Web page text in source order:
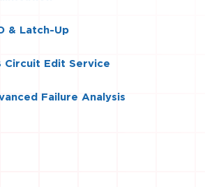
& Latch-Up
Circuit Edit Service
Failure Analysis